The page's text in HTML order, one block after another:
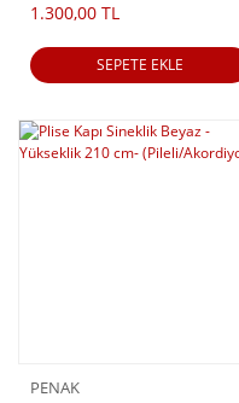
1.300,00 TL
SEPETE EKLE
PENAK